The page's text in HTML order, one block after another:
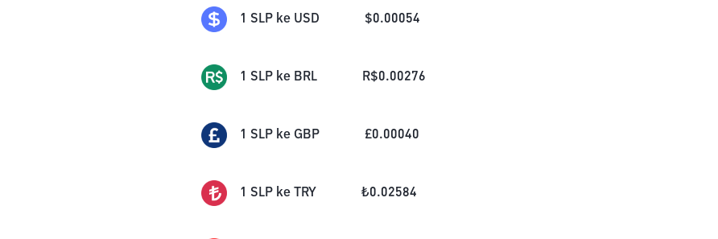
1 SLP ke USD $0.00054
1 SLP ke BRL R$0.00276
1 SLP ke GBP £0.00040
1 SLP ke TRY ₺0.02584